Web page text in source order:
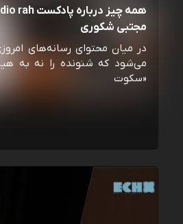
مجتبی شکوری
در میان محتوای رسانه‌های
می‌شود که شنونده را نه به
«سکوت